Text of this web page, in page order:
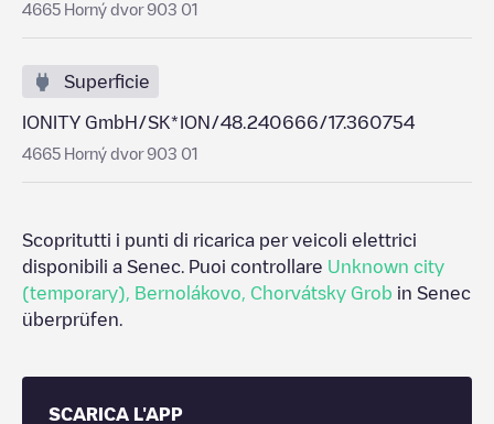
4665 Horný dvor 903 01
Superficie
IONITY GmbH/SK*ION/48.240666/17.360754
4665 Horný dvor 903 01
Scopritutti i punti di ricarica per veicoli elettrici
disponibili a Senec . Puoi controllare Unknown city
(temporary)
Bernolákovo Chorvátsky Grob in Senec
überprüfen.
SCARICA L'APP